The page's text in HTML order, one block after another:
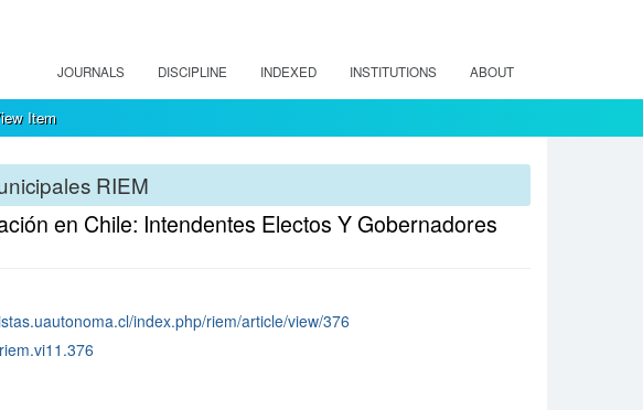
JOURNALS DISCIPLINE INDEXED INSTITUTIONS ABOUT
Item
RIEM
en Chile: Intendentes Electos Y Gobernadores
index.php/riem/article/view/376